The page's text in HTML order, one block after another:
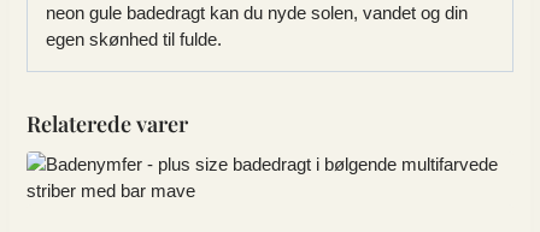
neon gule badedragt kan du nyde solen, vandet og din
egen skønhed til fulde.
Relaterede varer